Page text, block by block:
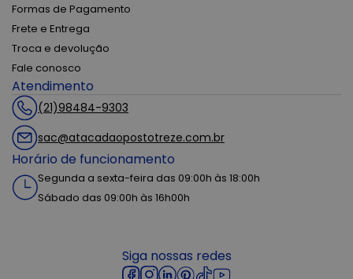
Formas de Pagamento
Frete e Entrega
Troca e devolução
Fale conosco
Atendimento
(21)98484-9303
sac@atacadaopostotreze.com.br
Horário de funcionamento
Segunda a sexta-feira das 09:00h às 18:00h
Sábado das 09:00h às 16h00h
Siga nossas redes